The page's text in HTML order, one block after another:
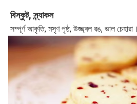
বিস্কুট, স্ন্যাকস
সম্পূর্ণ আকৃতি, মসৃণ পৃষ্ঠ, উজ্জ্বল রঙ, ভাল চেহারা।